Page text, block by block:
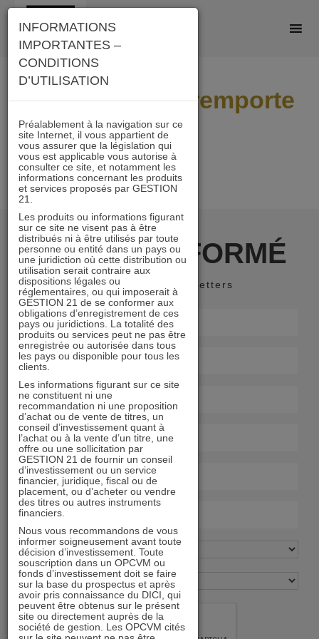
Skip
content
Appel-doffres-remporte
RESTER INFORMÉ
Recevoir nos newsletters
INFORMATIONS
IMPORTANTES –
CONDITIONS
D’UTILISATION
Préalablement à la navigation sur ce
site Internet, il vous appartient de
vous assurer que la législation qui
vous est applicable vous autorise à
consulter ce site, et notamment les
informations concernant les produits
et services proposés par GESTION
21.
Les produits ou informations figurant
sur ce site ne visent pas à être
distribués ni à être utilisés par toute
personne ou entité dans un pays ou
une juridiction où cette distribution ou
utilisation serait contraire aux
dispositions légales ou
réglementaires, ou qui imposerait à
GESTION 21 de se conformer aux
obligations d’enregistrement de ces
pays ou juridictions. La totalité des
produits ou services peut ne pas être
enregistrée ou autorisée dans tous
les pays ou disponible pour tous les
clients.
Les informations figurant sur ce site
ne constituent ni une
recommandation ni une proposition
d’achat ou de vente de titres, un
conseil d’investissement quant à
l’achat ou à la vente d’un titre, une
offre ou une sollicitation par
GESTION 21 de fournir un conseil
d’investissement ou un service
financier, juridique, fiscal ou de
placement, ou d’acheter ou vendre
des titres ou autres instruments
financiers.
Nous vous recommandons de vous
informer soigneusement avant toute
décision d’investissement. Toute
souscription dans un OPCVM ou
fonds d’investissement doit se faire
sur la base du prospectus et après
avoir pris connaissance du DICI, qui
peuvent être obtenus sur le présent
site ou directement auprès de la
société de gestion. Les OPCVM cités